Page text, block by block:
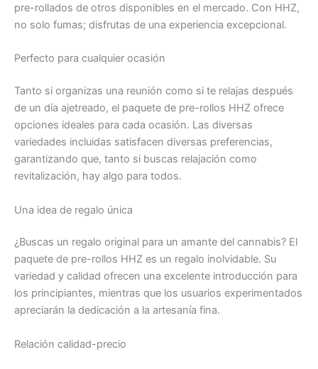
pre-rollados de otros disponibles en el mercado. Con HHZ,
no solo fumas; disfrutas de una experiencia excepcional.
Perfecto para cualquier ocasión
Tanto si organizas una reunión como si te relajas después
de un día ajetreado, el paquete de pre-rollos HHZ ofrece
opciones ideales para cada ocasión. Las diversas
variedades incluidas satisfacen diversas preferencias,
garantizando que, tanto si buscas relajación como
revitalización, hay algo para todos.
Una idea de regalo única
¿Buscas un regalo original para un amante del cannabis? El
paquete de pre-rollos HHZ es un regalo inolvidable. Su
variedad y calidad ofrecen una excelente introducción para
los principiantes, mientras que los usuarios experimentados
apreciarán la dedicación a la artesanía fina.
Relación calidad-precio